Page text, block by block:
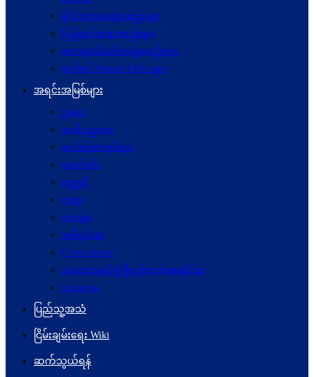
နိုင်ငံတကာအဖွဲ့အစည်းများ
ပြည်တွင်းအဖွဲ့အစည်းများ
စေတနာ့ဝန်ထမ်းအဖွဲ့အစည်းများ
ဆက်စပ် Website URLs များ
အရင်းအမြစ်များ
ဥပဒေ
အသိပညာပေး
ဆက်စပ်စာအုပ်များ
ဆောင်းပါး
ဝတ္ထုတို
ကဗျာ
ကာတွန်း
အစီရင်ခံစာ
E-Newsletters
သုတေသနနှင့်ဖွံ့ဖြိုးတိုးတက်ရေးဆိုင်ရာ
Acronyms
ပြည်သူ့အသံ
ငြိမ်းချမ်းရေး Wiki
ဆက်သွယ်ရန်